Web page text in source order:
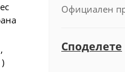
Официален
Споделете